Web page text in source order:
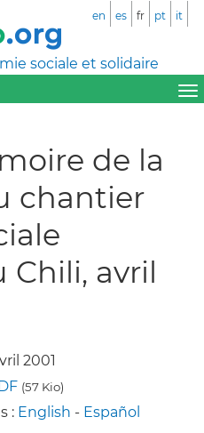
sociale et solidaire
en es fr pt it
de la
chantier
Chili, avril
2001
(57 Kio)
: English - Español